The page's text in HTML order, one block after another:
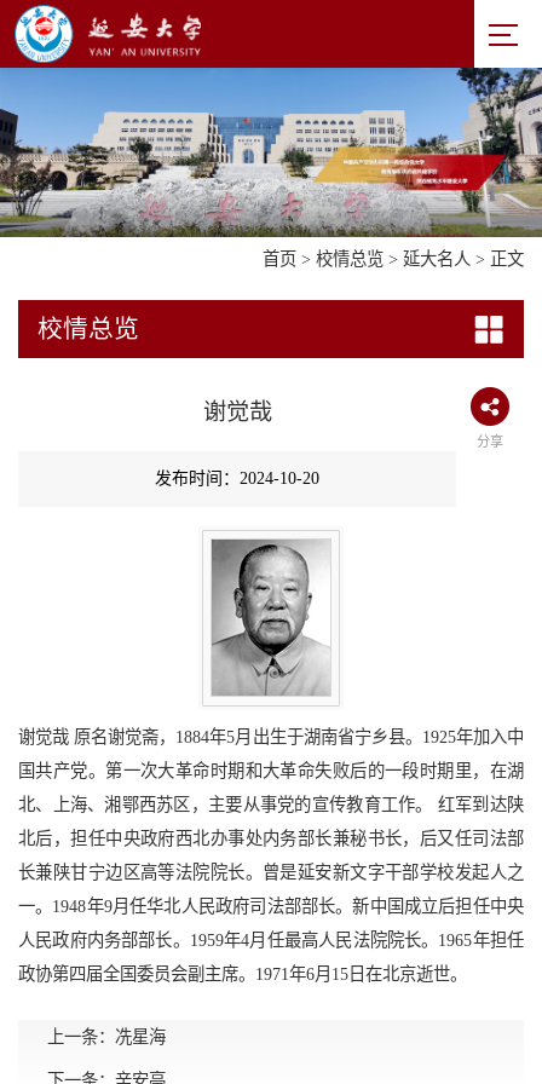
首页 > 校情总览 > 延大名人 > 正文
校情总览
谢觉哉
分享
发布时间：2024-10-20
谢觉哉 原名谢觉斋，1884年5月出生于湖南省宁乡县。1925年加入中
国共产党。第一次大革命时期和大革命失败后的一段时期里，在湖
北、上海、湘鄂西苏区，主要从事党的宣传教育工作。 红军到达陕
北后，担任中央政府西北办事处内务部长兼秘书长，后又任司法部
长兼陕甘宁边区高等法院院长。曾是延安新文字干部学校发起人之
一。1948年9月任华北人民政府司法部部长。新中国成立后担任中央
人民政府内务部部长。1959年4月任最高人民法院院长。1965年担任
政协第四届全国委员会副主席。1971年6月15日在北京逝世。
上一条： 冼星海